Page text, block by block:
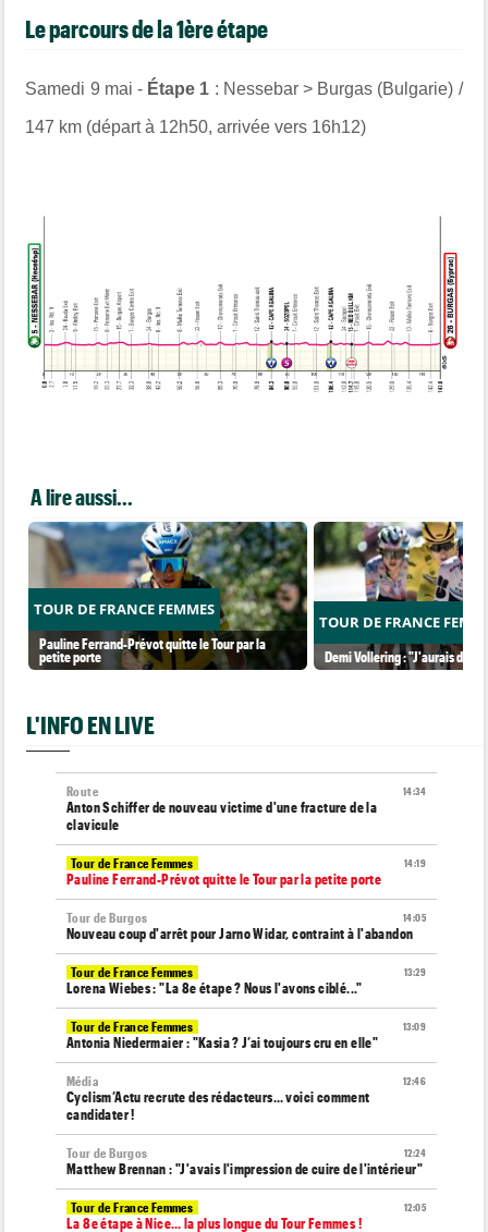
Le parcours de la 1ère étape
Samedi 9 mai - Étape 1 : Nessebar > Burgas (Bulgarie) /
147 km (départ à 12h50, arrivée vers 16h12)
A lire aussi...
TOUR DE FRANCE FEMMES
Pauline Ferrand-Prévot quitte le Tour par la
petite porte
TOUR DE FRANCE
Demi Vollering : "J'aurais dû
L'INFO EN LIVE
14:34
Route
Anton Schiffer de nouveau victime d'une fracture de la
clavicule
14:19
Tour de France Femmes
Pauline Ferrand-Prévot quitte le Tour par la petite porte
14:05
Tour de Burgos
Nouveau coup d'arrêt pour Jarno Widar, contraint à l'abandon
13:29
Tour de France Femmes
Lorena Wiebes : "La 8e étape ? Nous l'avons ciblé..."
13:09
Tour de France Femmes
Antonia Niedermaier : "Kasia ? J’ai toujours cru en elle"
12:46
Média
Cyclism’Actu recrute des rédacteurs… voici comment
candidater !
12:24
Tour de Burgos
Matthew Brennan : "J'avais l'impression de cuire de l'intérieur"
12:05
Tour de France Femmes
La 8e étape à Nice… la plus longue du Tour Femmes !